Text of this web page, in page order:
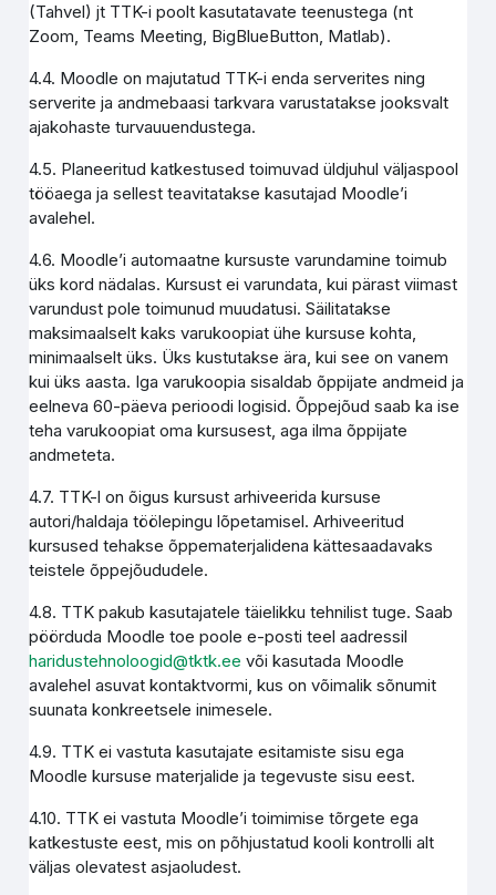
(Tahvel) jt TTK-i poolt kasutatavate teenustega (nt
Zoom, Teams Meeting, BigBlueButton, Matlab).
4.4. Moodle on majutatud TTK-i enda serverites ning
serverite ja andmebaasi tarkvara varustatakse jooksvalt
ajakohaste turvauuendustega.
4.5. Planeeritud katkestused toimuvad üldjuhul väljaspool
tööaega ja sellest teavitatakse kasutajad Moodle’i
avalehel.
4.6. Moodle’i automaatne kursuste varundamine toimub
üks kord nädalas. Kursust ei varundata, kui pärast viimast
varundust pole toimunud muudatusi. Säilitatakse
maksimaalselt kaks varukoopiat ühe kursuse kohta,
minimaalselt üks. Üks kustutakse ära, kui see on vanem
kui üks aasta. Iga varukoopia sisaldab õppijate andmeid ja
eelneva 60-päeva perioodi logisid. Õppejõud saab ka ise
teha varukoopiat oma kursusest, aga ilma õppijate
andmeteta.
4.7. TTK-l on õigus kursust arhiveerida kursuse
autori/haldaja töölepingu lõpetamisel. Arhiveeritud
kursused tehakse õppematerjalidena kättesaadavaks
teistele õppejõududele.
4.8. TTK pakub kasutajatele täielikku tehnilist tuge. Saab
pöörduda Moodle toe poole e-posti teel aadressil
haridustehnoloogid@tktk.ee või kasutada Moodle
avalehel asuvat kontaktvormi, kus on võimalik sõnumit
suunata konkreetsele inimesele.
4.9. TTK ei vastuta kasutajate esitamiste sisu ega
Moodle kursuse materjalide ja tegevuste sisu eest.
4.10. TTK ei vastuta Moodle’i toimimise tõrgete ega
katkestuste eest, mis on põhjustatud kooli kontrolli alt
väljas olevatest asjaoludest.